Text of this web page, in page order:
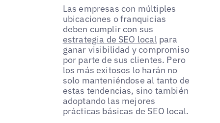
Las empresas con múltiples
ubicaciones o franquicias
deben cumplir con sus
estrategia de SEO local para
ganar visibilidad y compromiso
por parte de sus clientes. Pero
los más exitosos lo harán no
solo manteniéndose al tanto de
estas tendencias, sino también
adoptando las mejores
prácticas básicas de SEO local.